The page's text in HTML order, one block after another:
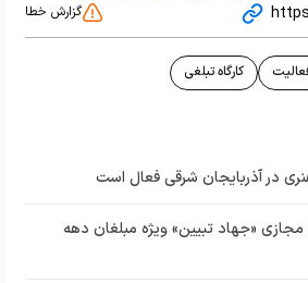
گزارش خطا
کارگاه تبلغی
مجازی «جهاد تبیین» ویژه مبلغان دهه